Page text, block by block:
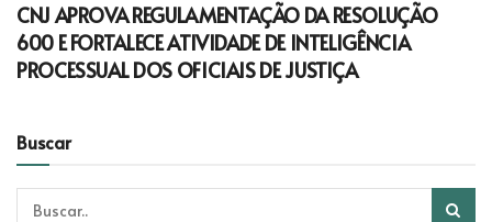
CNJ APROVA REGULAMENTAÇÃO DA RESOLUÇÃO
600 E FORTALECE ATIVIDADE DE INTELIGÊNCIA
PROCESSUAL DOS OFICIAIS DE JUSTIÇA
Buscar